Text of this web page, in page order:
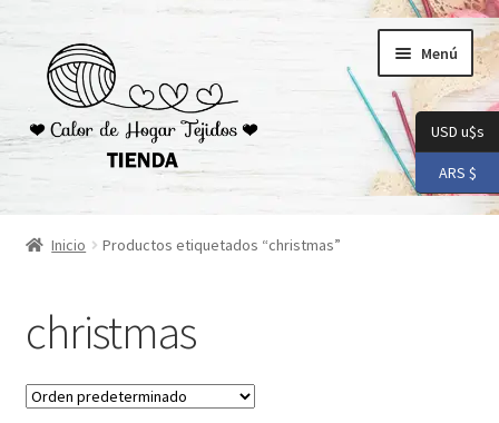
navegación
contenido
Menú
Inicio
Checkout
Conoceme
Inicio Productos etiquetados “christmas”
christmas
USD u$s
ARS $